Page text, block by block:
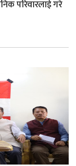
परिवारलाई गरे